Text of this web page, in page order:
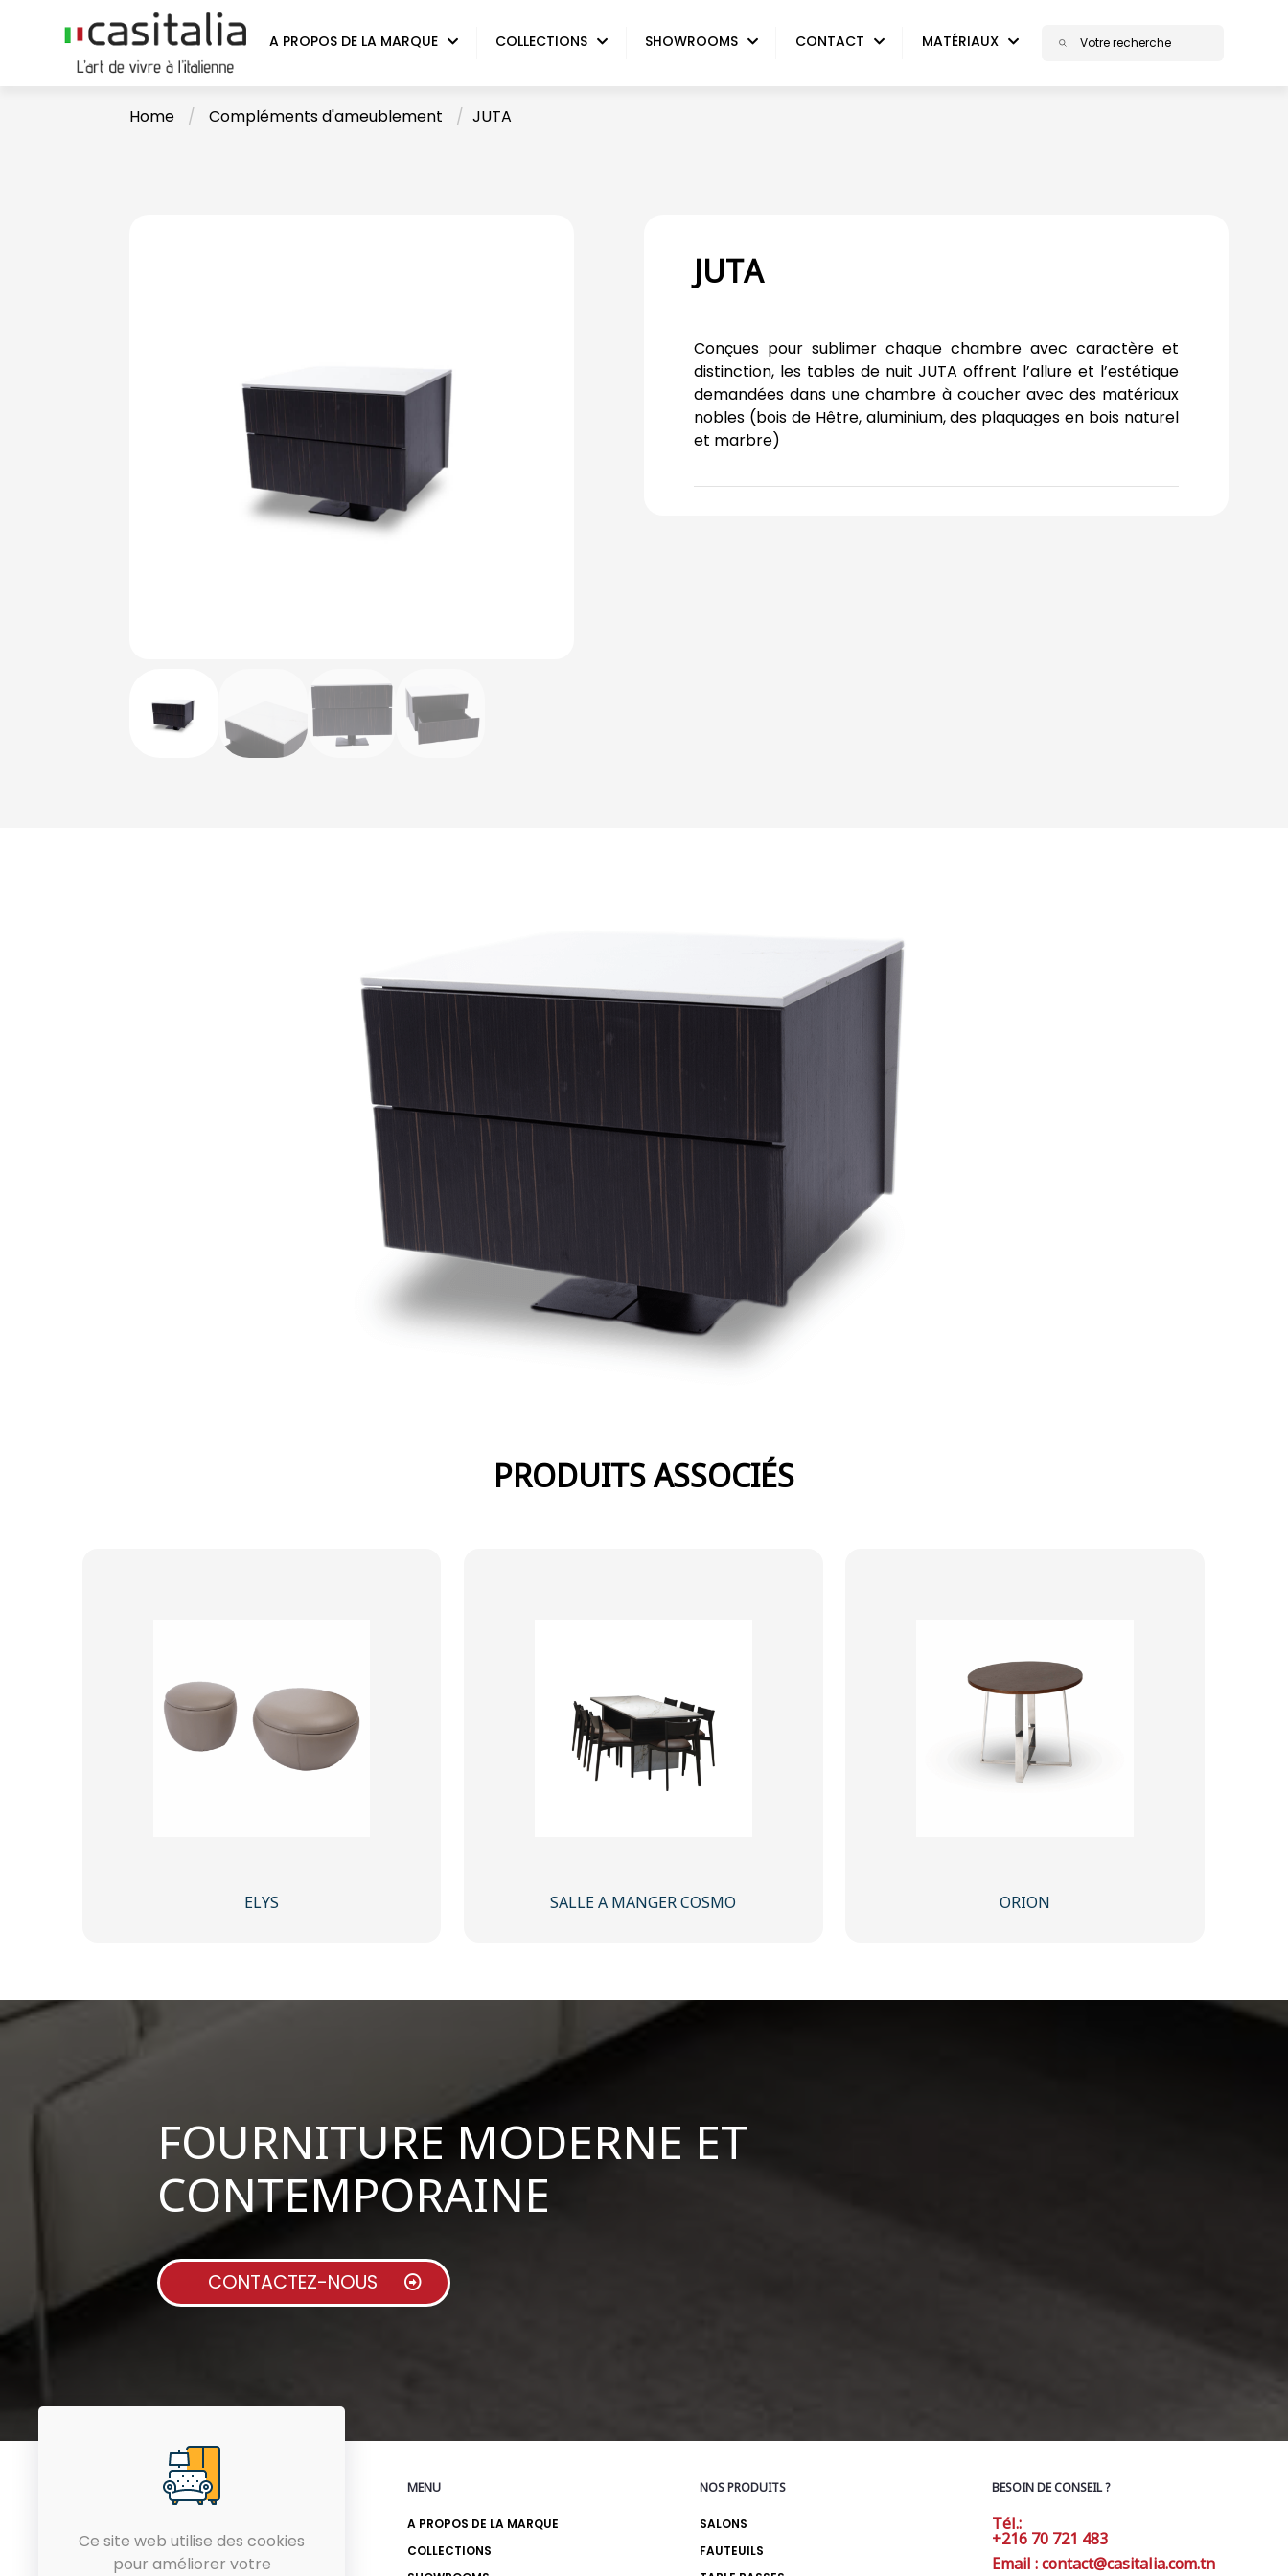
A PROPOS DE LA MARQUE COLLECTIONS SHOWROOMS CONTACT MATÉRIAUX
Home / Compléments d'ameublement / JUTA
JUTA
Conçues pour sublimer chaque chambre avec caractère et
distinction, les tables de nuit JUTA offrent l’allure et l’estétique
demandées dans une chambre à coucher avec des matériaux
nobles (bois de Hêtre, aluminium, des plaquages en bois naturel
et marbre)
PRODUITS ASSOCIÉS
ELYS SALLE A MANGER COSMO ORION
FOURNITURE MODERNE ET
CONTEMPORAINE
CONTACTEZ-NOUS
75 Avenue de l'UMA , Ariana,
MENU
A PROPOS DE LA MARQUE
COLLECTIONS
NOS PRODUITS
SALONS
FAUTEUILS
BESOIN DE CONSEIL ?
Tél.:
+216 70 721 483
Email : contact@casitalia.com.tn
Ce site web utilise des cookies
pour améliorer votre